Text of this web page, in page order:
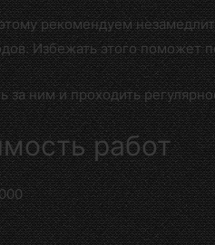
рекомендуем
Избежать этого
за ним и проходить
работ